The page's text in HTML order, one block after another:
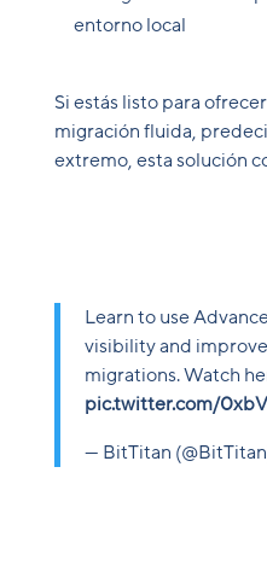
entorno local
Si estás listo para
migración fluida,
extremo, esta solución
Learn to use
visibility and
migrations. Watch
pic.twitter.com/
— BitTitan